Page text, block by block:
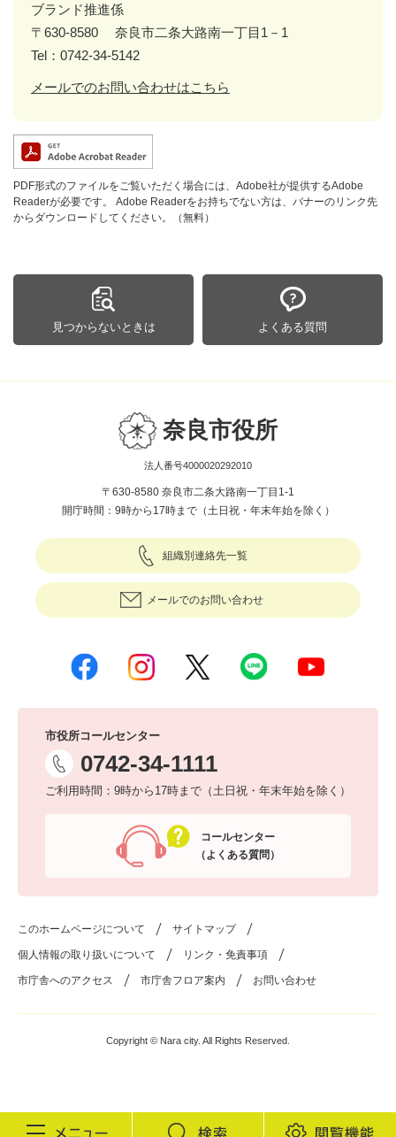
ブランド推進係
〒630-8580
奈良市二条大路南一丁目1－1
Tel：0742-34-5142
メールでのお問い合わせはこちら
PDF形式のファイルをご覧いただく場合には、Adobe社が提供するAdobe
Readerが必要です。
Adobe Readerをお持ちでない方は、バナーのリンク先
からダウンロードしてください。（無料）
見つからないときは よくある質問
奈良市役所
法人番号4000020292010
〒630-8580 奈良市二条大路南一丁目1-1
開庁時間：9時から17時まで（土日祝・年末年始を除く）
組織別連絡先一覧
メールでのお問い合わせ
市役所コールセンター
0742-34-1111
ご利用時間：9時から17時まで（土日祝・年末年始を除く）
コールセンター
（よくある質問）
このホームページについて サイトマップ
個人情報の取り扱いについて リンク・免責事項
市庁舎へのアクセス 市庁舎フロア案内 お問い合わせ
Copyright © Nara city. All Rights Reserved.